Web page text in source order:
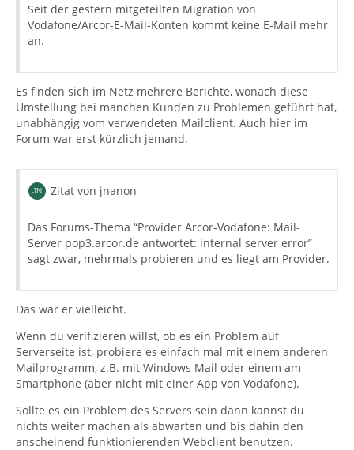
Seit der gestern mitgeteilten Migration von
Vodafone/Arcor-E-Mail-Konten kommt keine E-Mail mehr
an.
Es finden sich im Netz mehrere Berichte, wonach diese
Umstellung bei manchen Kunden zu Problemen geführt hat,
unabhängig vom verwendeten Mailclient. Auch hier im
Forum war erst kürzlich jemand.
Zitat von jnanon
Das Forums-Thema “Provider Arcor-Vodafone: Mail-
Server pop3.arcor.de antwortet: internal server error”
sagt zwar, mehrmals probieren und es liegt am Provider.
Das war er vielleicht.
Wenn du verifizieren willst, ob es ein Problem auf
Serverseite ist, probiere es einfach mal mit einem anderen
Mailprogramm, z.B. mit Windows Mail oder einem am
Smartphone (aber nicht mit einer App von Vodafone).
Sollte es ein Problem des Servers sein dann kannst du
nichts weiter machen als abwarten und bis dahin den
anscheinend funktionierenden Webclient benutzen.